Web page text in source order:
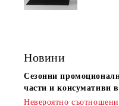
Новини
Сезонни
части и консумативи
Невероятно